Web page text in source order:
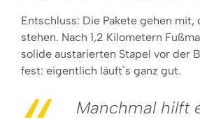
Entschluss: Die Pakete gehen mit,
stehen. Nach 1,2 Kilometern
solide austarierten Stapel vor der
fest: eigentlich läuft`s ganz gut.
Manchmal hilft